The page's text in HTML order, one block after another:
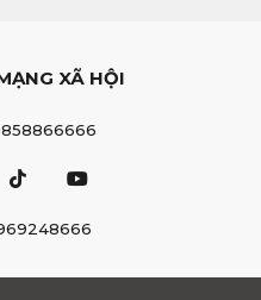
XÃ HỘI